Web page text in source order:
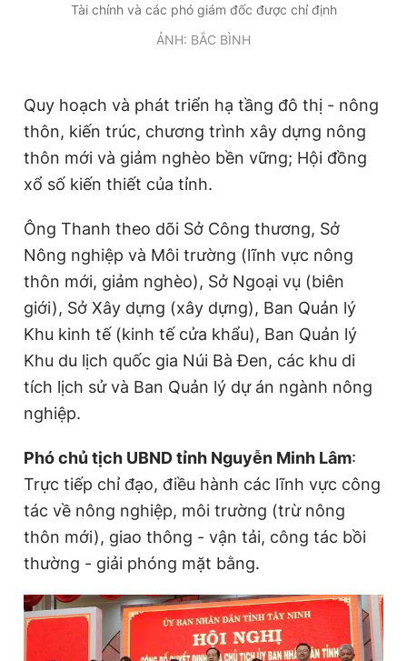
Tài chính và các phó giám đốc được chỉ định
ẢNH: BẮC BÌNH
Quy hoạch và phát triển hạ tầng đô thị - nông
thôn, kiến trúc, chương trình xây dựng nông
thôn mới và giảm nghèo bền vững; Hội đồng
xổ số kiến thiết của tỉnh.
Ông Thanh theo dõi Sở Công thương, Sở
Nông nghiệp và Môi trường (lĩnh vực nông
thôn mới, giảm nghèo), Sở Ngoại vụ (biên
giới), Sở Xây dựng (xây dựng), Ban Quản lý
Khu kinh tế (kinh tế cửa khẩu), Ban Quản lý
Khu du lịch quốc gia Núi Bà Đen, các khu di
tích lịch sử và Ban Quản lý dự án ngành nông
nghiệp.
Phó chủ tịch UBND tỉnh Nguyễn Minh Lâm:
Trực tiếp chỉ đạo, điều hành các lĩnh vực công
tác về nông nghiệp, môi trường (trừ nông
thôn mới), giao thông - vận tải, công tác bồi
thường - giải phóng mặt bằng.